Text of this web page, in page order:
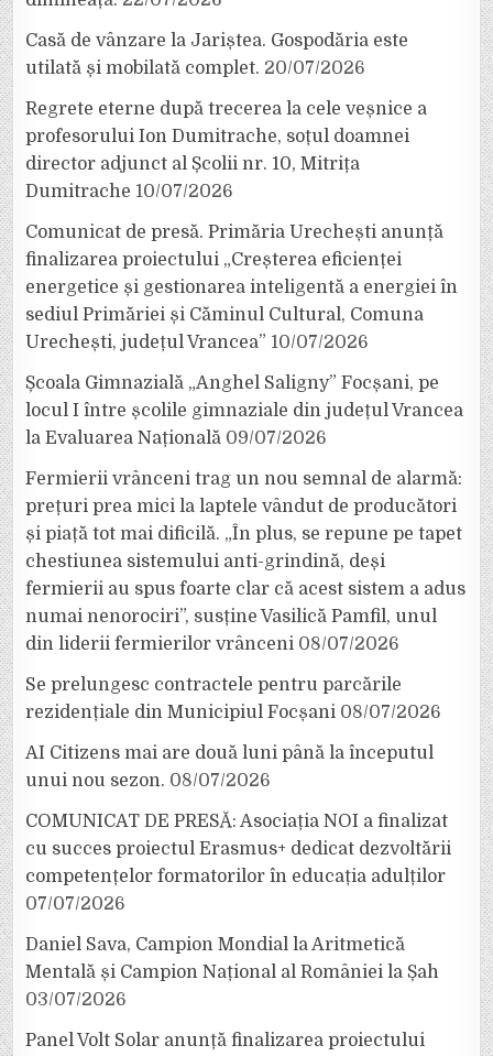
Casă de vânzare la Jariștea. Gospodăria este
utilată și mobilată complet. 20/07/2026
Regrete eterne după trecerea la cele veșnice a
profesorului Ion Dumitrache, soțul doamnei
director adjunct al Școlii nr. 10, Mitrița
Dumitrache 10/07/2026
Comunicat de presă. Primăria Urechești anunță
finalizarea proiectului „Creșterea eficienței
energetice și gestionarea inteligentă a energiei în
sediul Primăriei și Căminul Cultural, Comuna
Urechești, județul Vrancea” 10/07/2026
Școala Gimnazială „Anghel Saligny” Focșani, pe
locul I între școlile gimnaziale din județul Vrancea
la Evaluarea Națională 09/07/2026
Fermierii vrânceni trag un nou semnal de alarmă:
prețuri prea mici la laptele vândut de producători
și piață tot mai dificilă. „În plus, se repune pe tapet
chestiunea sistemului anti-grindină, deși
fermierii au spus foarte clar că acest sistem a adus
numai nenorociri”, susține Vasilică Pamfil, unul
din liderii fermierilor vrânceni 08/07/2026
Se prelungesc contractele pentru parcările
rezidențiale din Municipiul Focșani 08/07/2026
AI Citizens mai are două luni până la începutul
unui nou sezon. 08/07/2026
COMUNICAT DE PRESĂ: Asociația NOI a finalizat
cu succes proiectul Erasmus+ dedicat dezvoltării
competențelor formatorilor în educația adulților
07/07/2026
Daniel Sava, Campion Mondial la Aritmetică
Mentală și Campion Național al României la Șah
03/07/2026
Panel Volt Solar anunță finalizarea proiectului